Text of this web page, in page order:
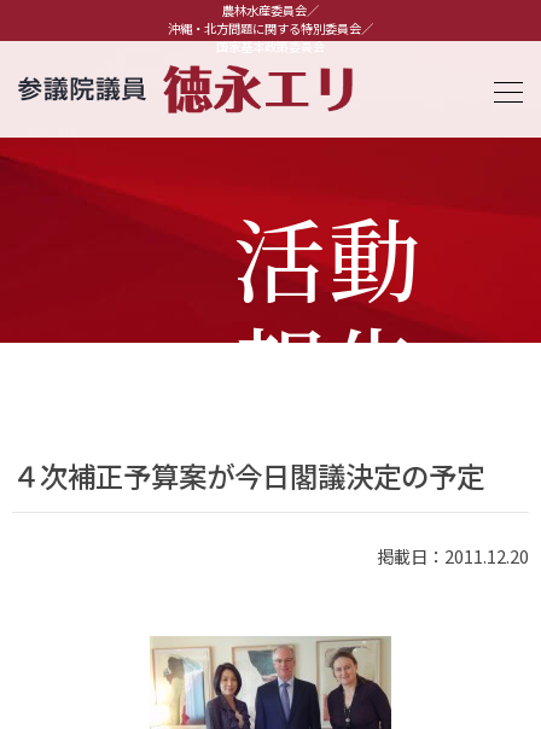
農林水産委員会／
沖縄・北方問題に関する特別委員会／
国家基本政策委員会
活動
報告
４次補正予算案が今日閣議決定の予定
掲載日：2011.12.20